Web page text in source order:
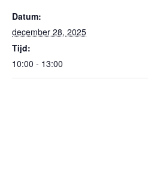
Datum:
december 28, 2025
Tijd:
10:00 - 13:00